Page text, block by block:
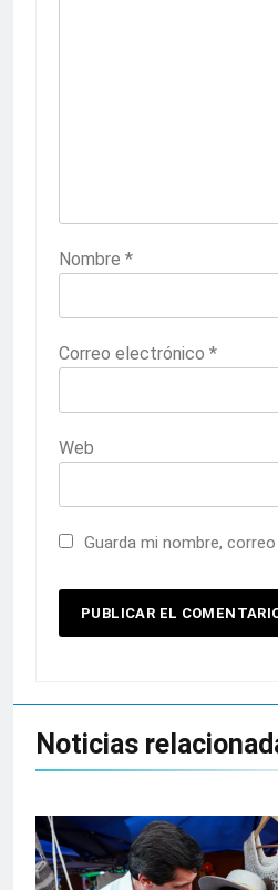
Nombre *
Correo electrónico *
Web
Guarda mi nombre,
Noticias